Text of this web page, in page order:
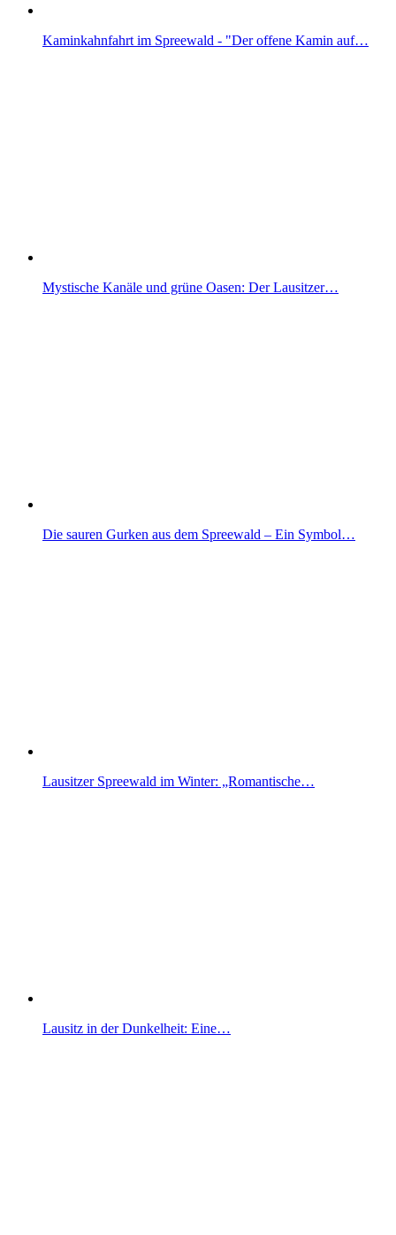
Kaminkahnfahrt im Spreewald - "Der offene Kamin auf…
Mystische Kanäle und grüne Oasen: Der Lausitzer…
Die sauren Gurken aus dem Spreewald – Ein Symbol…
Lausitzer Spreewald im Winter: „Romantische…
Lausitz in der Dunkelheit: Eine…